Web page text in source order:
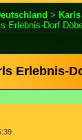
>
Erlebnis-Dorf
Erlebnis-